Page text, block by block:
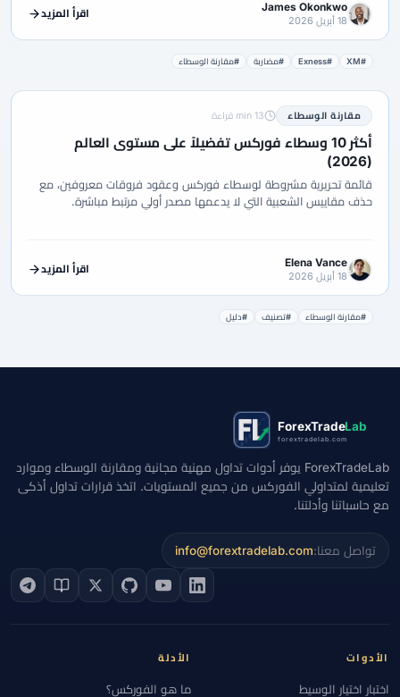
James Okonkwo
18 أبريل 2026
اقرأ المزيد
#XM
#Exness #مضاربة #مقارنة الوسطاء
مقارنة الوسطاء 13 min قراءة
أكثر 10 وسطاء فوركس تفضيلاً على مستوى العالم
(2026)
قائمة تحريرية مشروطة لوسطاء فوركس وعقود فروقات معروفين، مع
حذف مقاييس الشعبية التي لا يدعمها مصدر أولي مرتبط مباشرة.
Elena Vance
18 أبريل 2026
اقرأ المزيد
#مقارنة الوسطاء #تصنيف #دليل
ForexTradeLab
forextradelab.com
ForexTradeLab يوفر أدوات تداول مهنية مجانية ومقارنة الوسطاء وموارد
تعليمية لمتداولي الفوركس من جميع المستويات. اتخذ قرارات تداول أذكى
مع حاسباتنا وأدلتنا.
تواصل معنا:info@forextradelab.com
الأدوات
اختبار اختيار الوسيط
الأدلة
ما هو الفوركس؟